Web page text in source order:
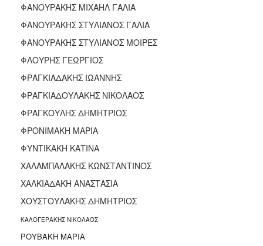
ΦΑΝΟΥΡΑΚΗΣ ΜΙΧΑΗΛ ΓΑΛΙΑ
ΦΑΝΟΥΡΑΚΗΣ ΣΤΥΛΙΑΝΟΣ ΓΑΛΙΑ
ΦΑΝΟΥΡΑΚΗΣ ΣΤΥΛΙΑΝΟΣ ΜΟΙΡΕΣ
ΦΛΟΥΡΗΣ ΓΕΩΡΓΙΟΣ
ΦΡΑΓΚΙΑΔΑΚΗΣ ΙΩΑΝΝΗΣ
ΦΡΑΓΚΙΑΔΟΥΛΑΚΗΣ ΝΙΚΟΛΑΟΣ
ΦΡΑΓΚΟΥΛΗΣ ΔΗΜΗΤΡΙΟΣ
ΦΡΟΝΙΜΑΚΗ ΜΑΡΙΑ
ΦΥΝΤΙΚΑΚΗ ΚΑΤΙΝΑ
ΧΑΛΑΜΠΑΛΑΚΗΣ ΚΩΝΣΤΑΝΤΙΝΟΣ
ΧΑΛΚΙΑΔΑΚΗ ΑΝΑΣΤΑΣΙΑ
ΧΟΥΣΤΟΥΛΑΚΗΣ ΔΗΜΗΤΡΙΟΣ
ΚΑΛΟΓΕΡΑΚΗΣ ΝΙΚΟΛΑΟΣ
ΡΟΥΒΑΚΗ ΜΑΡΙΑ